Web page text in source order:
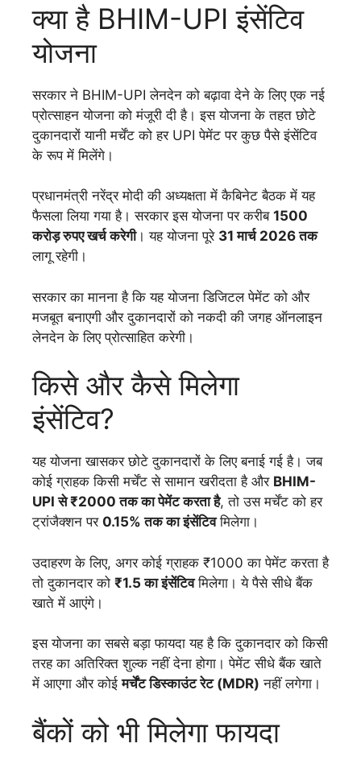
क्या है BHIM-UPI इंसेंटिव
योजना
सरकार ने BHIM-UPI लेनदेन को बढ़ावा देने के लिए एक नई
प्रोत्साहन योजना को मंजूरी दी है। इस योजना के तहत छोटे
दुकानदारों यानी मर्चेंट को हर UPI पेमेंट पर कुछ पैसे इंसेंटिव
के रूप में मिलेंगे।
प्रधानमंत्री नरेंद्र मोदी की अध्यक्षता में कैबिनेट बैठक में यह
फैसला लिया गया है। सरकार इस योजना पर करीब 1500
करोड़ रुपए खर्च करेगी। यह योजना पूरे 31 मार्च 2026 तक
लागू रहेगी।
सरकार का मानना है कि यह योजना डिजिटल पेमेंट को और
मजबूत बनाएगी और दुकानदारों को नकदी की जगह ऑनलाइन
लेनदेन के लिए प्रोत्साहित करेगी।
किसे और कैसे मिलेगा
इंसेंटिव?
यह योजना खासकर छोटे दुकानदारों के लिए बनाई गई है। जब
कोई ग्राहक किसी मर्चेंट से सामान खरीदता है और BHIM-
UPI से ₹2000 तक का पेमेंट करता है, तो उस मर्चेंट को हर
ट्रांजैक्शन पर 0.15% तक का इंसेंटिवमिलेगा।
उदाहरण के लिए, अगर कोई ग्राहक ₹1000 का पेमेंट करता है
तो दुकानदार को ₹1.5 का इंसेंटिवमिलेगा। ये पैसे सीधे बैंक
खाते में आएंगे।
इस योजना का सबसे बड़ा फायदा यह है कि दुकानदार को किसी
तरह का अतिरिक्त शुल्क नहीं देना होगा। पेमेंट सीधे बैंक खाते
में आएगा और कोईमर्चेंट डिस्काउंट रेट (MDR) नहीं लगेगा।
बैंकों को भी मिलेगा फायदा